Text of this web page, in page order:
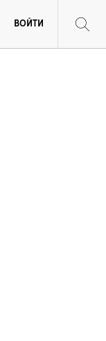
ВОЙТИ